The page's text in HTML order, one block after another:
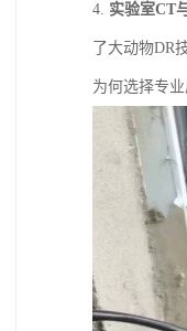
4. 实验室CT
了大动物DR
为何选择专